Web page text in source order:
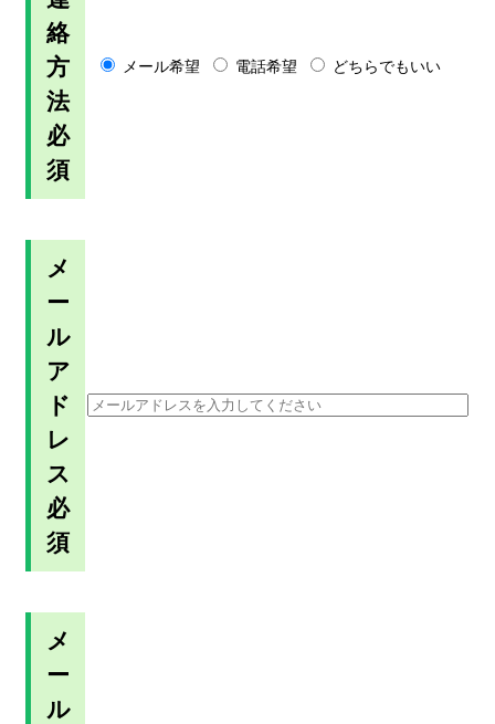
絡
方
法
必
須
メール希望 電話希望 どちらでもいい
メ
ー
ル
ア
ド
レ
ス
必
須
メ
ー
ル